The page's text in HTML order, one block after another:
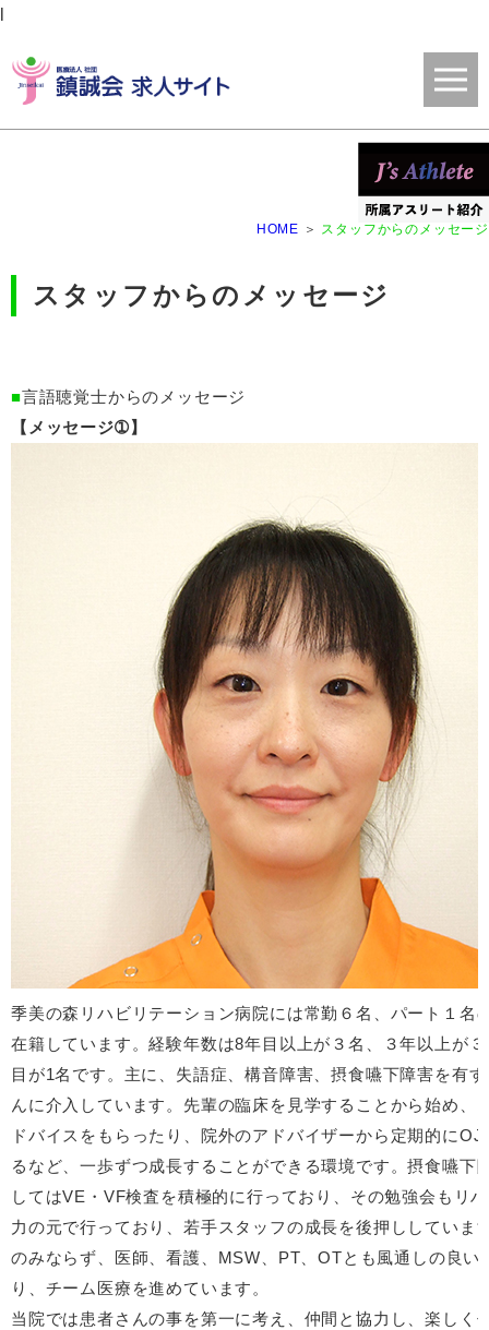
HOME スタッフからのメッセージ
スタッフからのメッセージ
言語聴覚士からのメッセージ
メッセージ➀
季美の森リハビリテーション病院には常勤６名、パート１名
在籍しています。経験年数は8年目以上が３名、３年以上が
目が1名です。主に、失語症、構音障害、摂食嚥下障害を有
んに介入しています。先輩の臨床を見学することから始め、
ドバイスをもらったり、院外のアドバイザーから定期的に
るなど、一歩ずつ成長することができる環境です。摂食嚥下
してはVE・VF検査を積極的に行っており、その勉強会もリ
力の元で行っており、若手スタッフの成長を後押ししていま
のみならず、医師、看護、MSW、PT、OTとも風通しの良い
り、チーム医療を進めています。
当院では患者さんの事を第一に考え、仲間と協力し、楽しく